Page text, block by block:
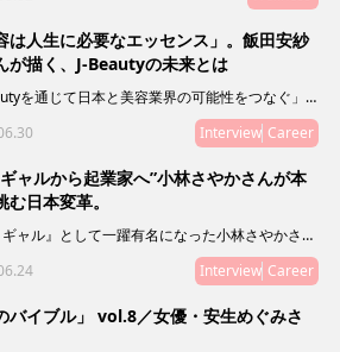
使う」というコンセプトのもと、器やアロマを製
売しています。 「質がいいもの」の奥に潜むリ
ンシップ（関連性やつながり）に目を向けるこ
年後の私たちの未来に繋げていきましょう。
は人生に必要なエッセンス」。飯田安紗
が描く、J-Beautyの未来とは
を通じて日本と美容業界の可能性をつなぐ」
ミッションとし、新規事業やマガジン、複業支援
じて、J Beautyを世界へ拡げる活動をリードし
飯田 安紗美さんにインタビュー。日本の美容業
性とは？ その未来とは？ 飯田さんの人生経
ではの想いを語ってもらいました。
Interview Career
ャルから起業家へ”小林さやかさんが本
む日本変革。
ギャル』として一躍有名になった小林さやかさ
差値30から慶應合格というサクセスストーリーの
ありながら、彼女が伝えたいのは「頑張れば夢
！」なんていう、単純な話ではありません。教育
について独自のスタンスで発信を続ける小林さん
在の活動や目指しているものを聞いてみました。
Interview Career
バイブル」 vol.8／女優・安生めぐみさ